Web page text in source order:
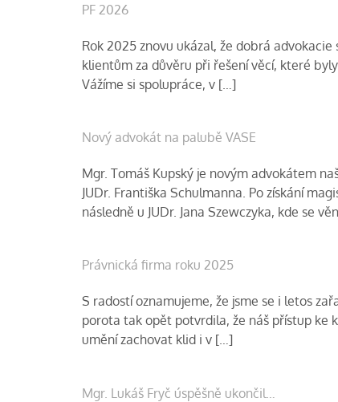
PF 2026
Rok 2025 znovu ukázal, že dobrá
klientům za důvěru při řešení věcí, které
Vážíme si spolupráce, v […]
Nový advokát na palubě VASE
Mgr. Tomáš Kupský je novým advokátem
JUDr. Františka Schulmanna. Po získání
následně u JUDr. Jana Szewczyka, kde se
Právnická firma roku 2025
S radostí oznamujeme, že jsme se i letos
porota tak opět potvrdila, že náš přístup ke
umění zachovat klid i v […]
Mgr. Lukáš Fryč úspěšně ukončil…